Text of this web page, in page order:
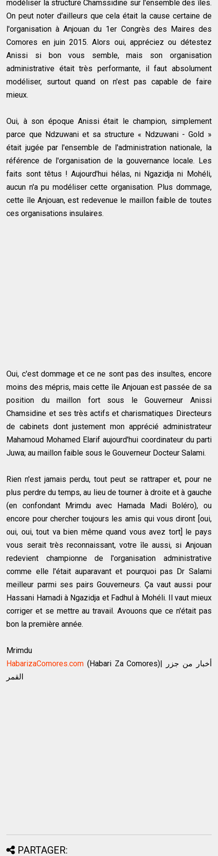
modéliser la structure Chamssidine sur l'ensemble des îles.
On peut noter d'ailleurs que cela était la cause certaine de
l'organisation à Anjouan du 1er Congrès des Maires des
Comores en juin 2015. Alors oui, appréciez ou détestez
Anissi si bon vous semble, mais son organisation
administrative était très performante, il faut absolument
modéliser, surtout quand on n'est pas capable de faire
mieux.
Oui, à son époque Anissi était le champion, simplement
parce que Ndzuwani et sa structure « Ndzuwani - Gold »
était jugée par l'ensemble de l'administration nationale, la
référence de l'organisation de la gouvernance locale. Les
faits sont têtus ! Aujourd'hui hélas, ni Ngazidja ni Mohéli,
aucun n'a pu modéliser cette organisation. Plus dommage,
cette île Anjouan, est redevenue le maillon faible de toutes
ces organisations insulaires.
Oui, c'est dommage et ce ne sont pas des insultes, encore
moins des mépris, mais cette île Anjouan est passée de sa
position du maillon fort sous le Gouverneur Anissi
Chamsidine et ses très actifs et charismatiques Directeurs
de cabinets dont justement mon apprécié administrateur
Mahamoud Mohamed Elarif aujourd'hui coordinateur du parti
Juwa; au maillon faible sous le Gouverneur Docteur Salami.
Rien n'est jamais perdu, tout peut se rattraper et, pour ne
plus perdre du temps, au lieu de tourner à droite et à gauche
(en confondant Mrimdu avec Hamada Madi Boléro), ou
encore pour chercher toujours les amis qui vous diront [oui,
oui, oui, tout va bien même quand vous avez tort] le pays
vous serait très reconnaissant, votre île aussi, si Anjouan
redevient championne de l'organisation administrative
comme elle l'était auparavant et pourquoi pas Dr Salami
meilleur parmi ses pairs Gouverneurs. Ça vaut aussi pour
Hassani Hamadi à Ngazidja et Fadhul à Mohéli. Il vaut mieux
corriger et se mettre au travail. Avouons que ce n'était pas
bon la première année.
Mrimdu
HabarizaComores.com (Habari Za Comores)| أخبار من جزر
القمر
PARTAGER: